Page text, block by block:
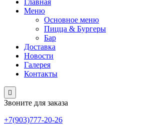
Главная
Меню
Основное меню
Пицца & Бургеры
Бар
Доставка
Новости
Галерея
Контакты
Звоните для заказа
+7(903)777-20-26